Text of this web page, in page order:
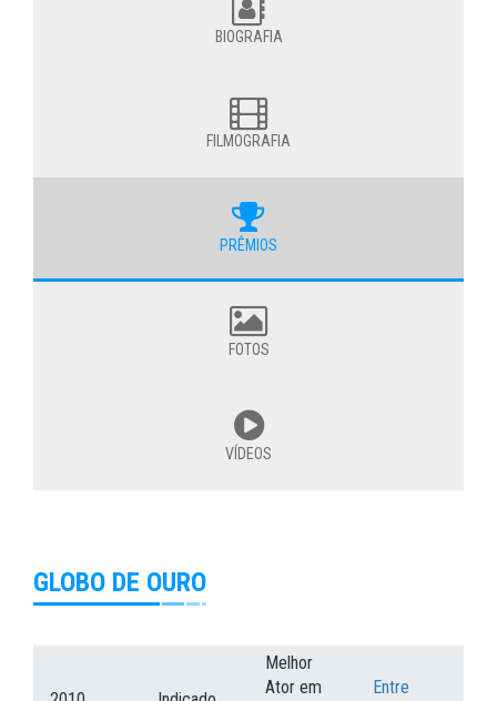
BIOGRAFIA
FILMOGRAFIA
PRÊMIOS
FOTOS
VÍDEOS
GLOBO DE OURO
Melhor
Ator em
Entre